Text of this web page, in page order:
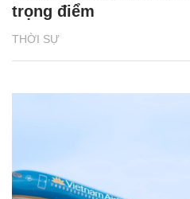
THỜI SỰ
trọng điểm